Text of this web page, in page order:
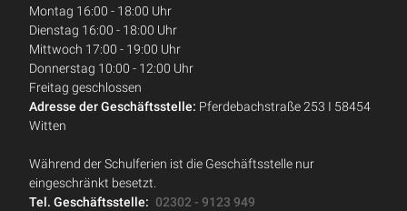
Montag 16:00 - 18:00 Uhr
Dienstag 16:00 - 18:00 Uhr
Mittwoch 17:00 - 19:00 Uhr
Donnerstag 10:00 - 12:00 Uhr
Freitag geschlossen
Adresse der Geschäftsstelle: Pferdebachstraße 253 I 58454
Witten
Während der Schulferien ist die Geschäftsstelle nur
eingeschränkt besetzt.
Tel. Geschäftsstelle: 02302 - 9123 949